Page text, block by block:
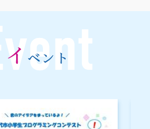
伴う八代市公共交通（バス・乗合タ
いて
よる家屋の損壊等により校区外に転